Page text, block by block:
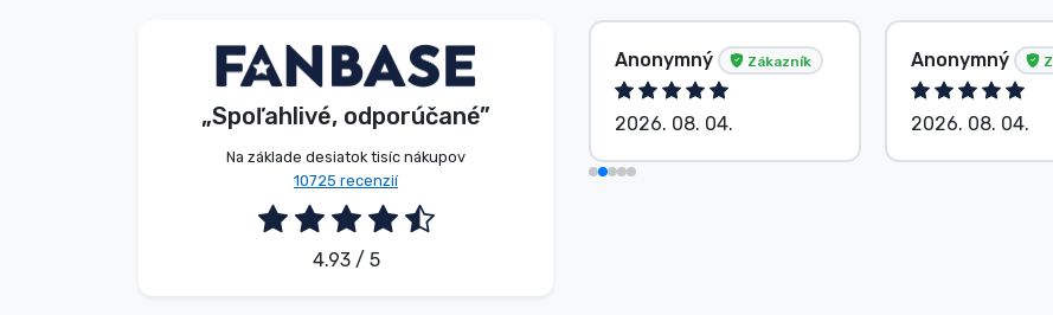
„Spoľahlivé, odporúčané”
Na základe desiatok tisíc nákupov
10725 recenzií
4.93 / 5
Anonymný Zákazník
2026. 08. 04.
Anonymný Zákazník
2026. 08. 04.
Baranyi Patrik
Zákazník